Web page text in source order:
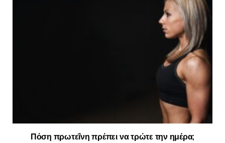
Πόση πρωτεΐνη πρέπει να τρώτε την ημέρα;